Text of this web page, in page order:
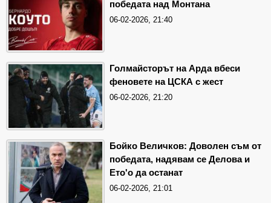
победата над Монтана
06-02-2026, 21:40
Голмайсторът на Арда вбеси
феновете на ЦСКА с жест
06-02-2026, 21:20
Бойко Величков: Доволен съм от
победата, надявам се Делова и
Ето'о да останат
06-02-2026, 21:01